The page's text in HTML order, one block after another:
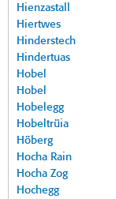
Hienzastall
Hiertwes
Hinderstech
Hindertuas
Hobel
Hobel
Hobelegg
Hobeltrüia
Höberg
Hocha Rain
Hocha Zog
Hochegg